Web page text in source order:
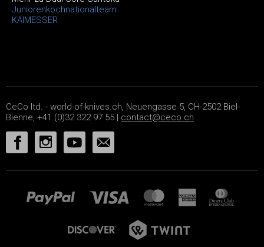
Juniorenkochnationalteam
KAIMESSER
CeCo ltd. - world-of-knives.ch, Neuengasse 5, CH-2502 Biel-
Bienne, +41 (0)32 322 97 55 | contact@ceco.ch